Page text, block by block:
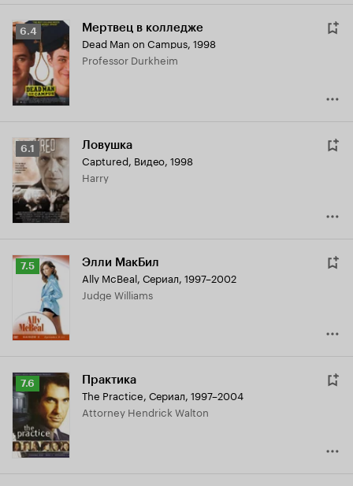
Рейтинг
Кинопоиска
6.4
6.4 Мертвец в колледже
Dead Man on Campus, 1998
Professor Durkheim
Рейтинг
Кинопоиска
6.1
6.1 Ловушка
Captured, Видео, 1998
Harry
Рейтинг
Кинопоиска
7.5 Элли МакБил
Ally McBeal, Сериал, 1997–2002
Judge Williams
Рейтинг
Кинопоиска
7.6
7.6 Практика
The Practice, Сериал, 1997–2004
Attorney Hendrick Walton